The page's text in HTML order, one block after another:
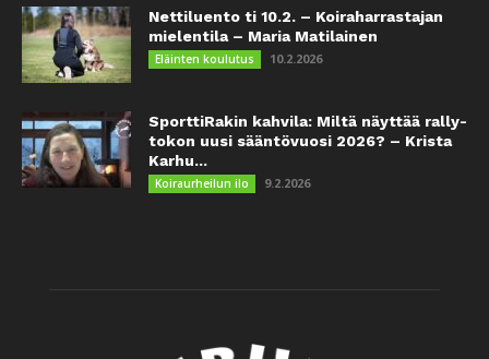
Nettiluento ti 10.2. – Koiraharrastajan
mielentila – Maria Matilainen
Eläinten koulutus 10.2.2026
SporttiRakin kahvila: Miltä näyttää rally-
tokon uusi sääntövuosi 2026? – Krista
Karhu...
Koiraurheilun ilo 9.2.2026